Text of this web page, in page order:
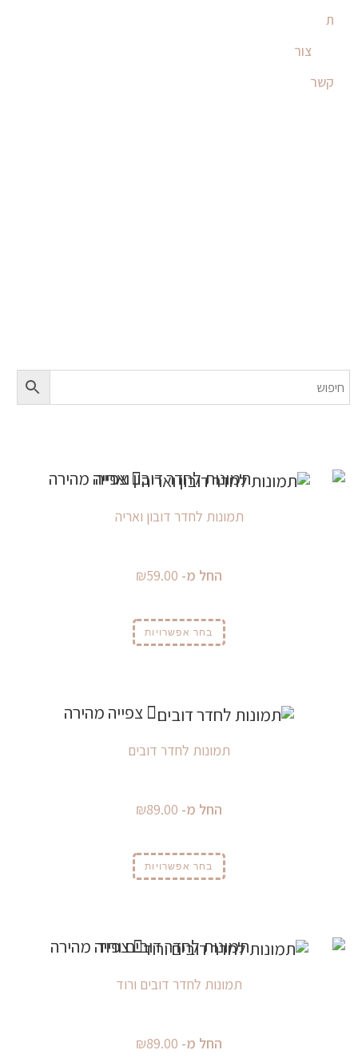
ת
צור
קשר
צפייה מהירה
תמונות לחדר דובון ואריה
החל מ- ₪59.00
בחר אפשרויות
צפייה מהירה
תמונות לחדר דובים
החל מ- ₪89.00
בחר אפשרויות
צפייה מהירה
תמונות לחדר דובים ורוד
החל מ- ₪89.00